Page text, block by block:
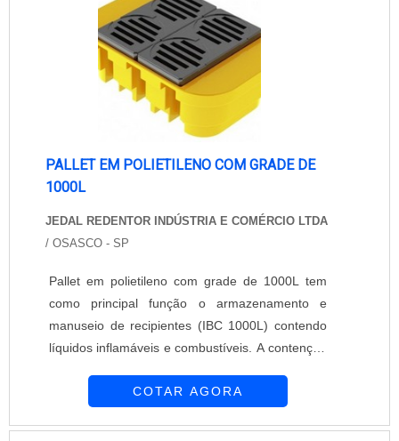
magnéticas confeccionadas em a....
PALLET EM POLIETILENO COM GRADE DE
1000L
JEDAL REDENTOR INDÚSTRIA E COMÉRCIO LTDA
/ OSASCO - SP
Pallet em polietileno com grade de 1000L tem
como principal função o armazenamento e
manuseio de recipientes (IBC 1000L) contendo
líquidos inflamáveis e combustíveis. A contenção
outros produtos para prevenção de acidentes e
COTAR AGORA